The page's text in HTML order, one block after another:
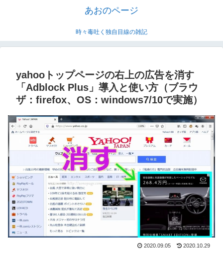
あおのページ
時々毒吐く独自目線の雑記
yahooトップページの右上の広告を消す
「Adblock Plus」導入と使い方（ブラウ
ザ：firefox、OS：windows7/10で実施）
2020.09.05 2020.10.29